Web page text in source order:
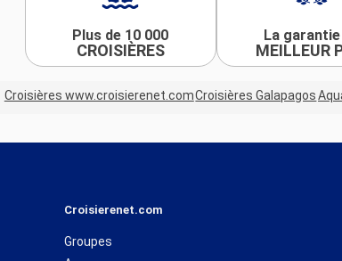
Plus de 10 000
CROISIÈRES
La
MEILLEUR
Croisières www.croisierenet.comCroisières Galapagos
Croisierenet.com
Groupes